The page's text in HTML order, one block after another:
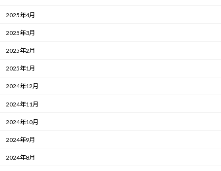
2025年4月
2025年3月
2025年2月
2025年1月
2024年12月
2024年11月
2024年10月
2024年9月
2024年8月